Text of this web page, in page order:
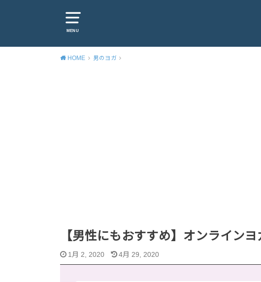
MENU
HOME 男のヨガ
【男性にもおすすめ】オンライン
1月 2, 2020 4月 29, 2020